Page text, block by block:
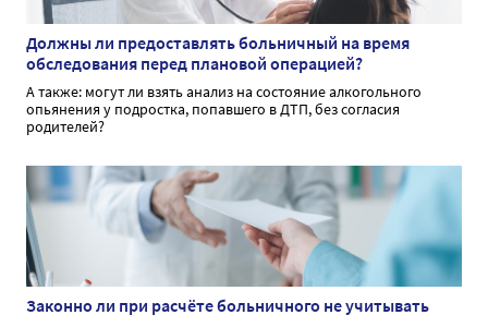
Должны ли предоставлять больничный на время
обследования перед плановой операцией?
А также: могут ли взять анализ на состояние алкогольного
опьянения у подростка, попавшего в ДТП, без согласия
родителей?
Законно ли при расчёте больничного не учитывать